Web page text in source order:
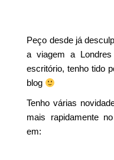
Peço desde já
a viagem a
escritório, tenho tido
blog
Tenho várias
mais rapidamente
em: